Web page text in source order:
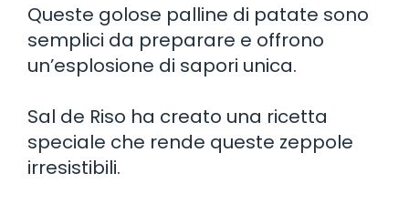
Queste golose palline di patate sono
semplici da preparare e offrono
un’esplosione di sapori unica.
Sal de Riso ha creato una ricetta
speciale che rende queste zeppole
irresistibili.